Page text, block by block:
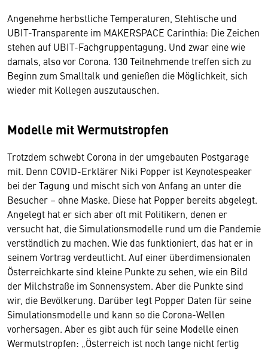
Angenehme herbstliche Temperaturen, Stehtische und
UBIT-Transparente im MAKERSPACE Carinthia: Die Zeichen
stehen auf UBIT-Fachgruppentagung. Und zwar eine wie
damals, also vor Corona. 130 Teilnehmende treffen sich zu
Beginn zum Smalltalk und genießen die Möglichkeit, sich
wieder mit Kollegen auszutauschen.
Modelle mit Wermutstropfen
Trotzdem schwebt Corona in der umgebauten Postgarage
mit. Denn COVID-Erklärer Niki Popper ist Keynotespeaker
bei der Tagung und mischt sich von Anfang an unter die
Besucher – ohne Maske. Diese hat Popper bereits abgelegt.
Angelegt hat er sich aber oft mit Politikern, denen er
versucht hat, die Simulationsmodelle rund um die Pandemie
verständlich zu machen. Wie das funktioniert, das hat er in
seinem Vortrag verdeutlicht. Auf einer überdimensionalen
Österreichkarte sind kleine Punkte zu sehen, wie ein Bild
der Milchstraße im Sonnensystem. Aber die Punkte sind
wir, die Bevölkerung. Darüber legt Popper Daten für seine
Simulationsmodelle und kann so die Corona-Wellen
vorhersagen. Aber es gibt auch für seine Modelle einen
Wermutstropfen: „Österreich ist noch lange nicht fertig